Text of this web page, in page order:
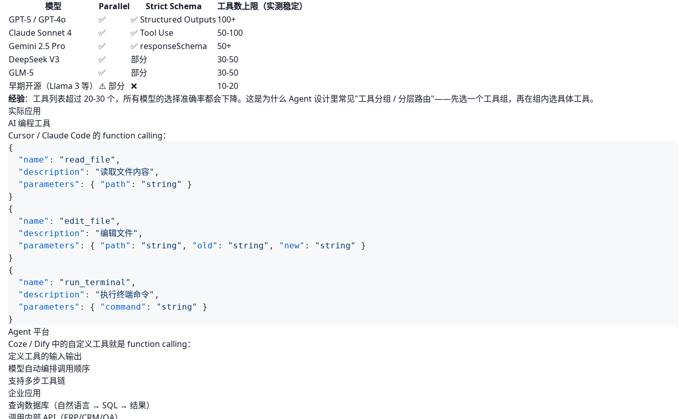
模型
Parallel Strict Schema
工具数上限（实测稳定）
GPT-5 / GPT-4o
✅ ✅ Structured Outputs100+
Claude Sonnet 4
✅ ✅ Tool Use
50-100
Gemini 2.5 Pro
✅ ✅ responseSchema
50+
DeepSeek V3
✅ 部分
30-50
GLM-5
✅ 部分
30-50
早期开源（Llama 3 等）
⚠️ 部分 ❌
10-20
经验：工具列表超过 20-30 个，所有模型的选择准确率都会下降。这是为什么 Agent设计里常见"工具分组 / 分层路由"——先选一个工具组，再在组内选具体工具。
实际应用
AI 编程工具
Cursor / Claude Code 的 function calling：
  "name"
: "read_file"
  "description"
: "读取文件内容"
  "parameters"
: { "path" : "string"
  "name"
: "edit_file"
  "description"
: "编辑文件"
  "parameters"
: { "path" : "string" , "old" : "string" , "new" : "string"
  "name"
: "run_terminal"
  "description"
: "执行终端命令"
  "parameters"
: { "command" : "string"
Agent 平台
Coze / Dify 中的自定义工具就是 function calling：
定义工具的输入输出
模型自动编排调用顺序
支持多步工具链
企业应用
查询数据库（自然语言 → SQL → 结果）